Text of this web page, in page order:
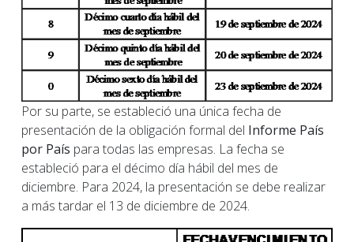
Por su parte, se estableció una única fecha de
presentación de la obligación formal del Informe País
por País para todas las empresas. La fecha se
estableció para el décimo día hábil del mes de
diciembre. Para 2024, la presentación se debe realizar
a más tardar el 13 de diciembre de 2024.